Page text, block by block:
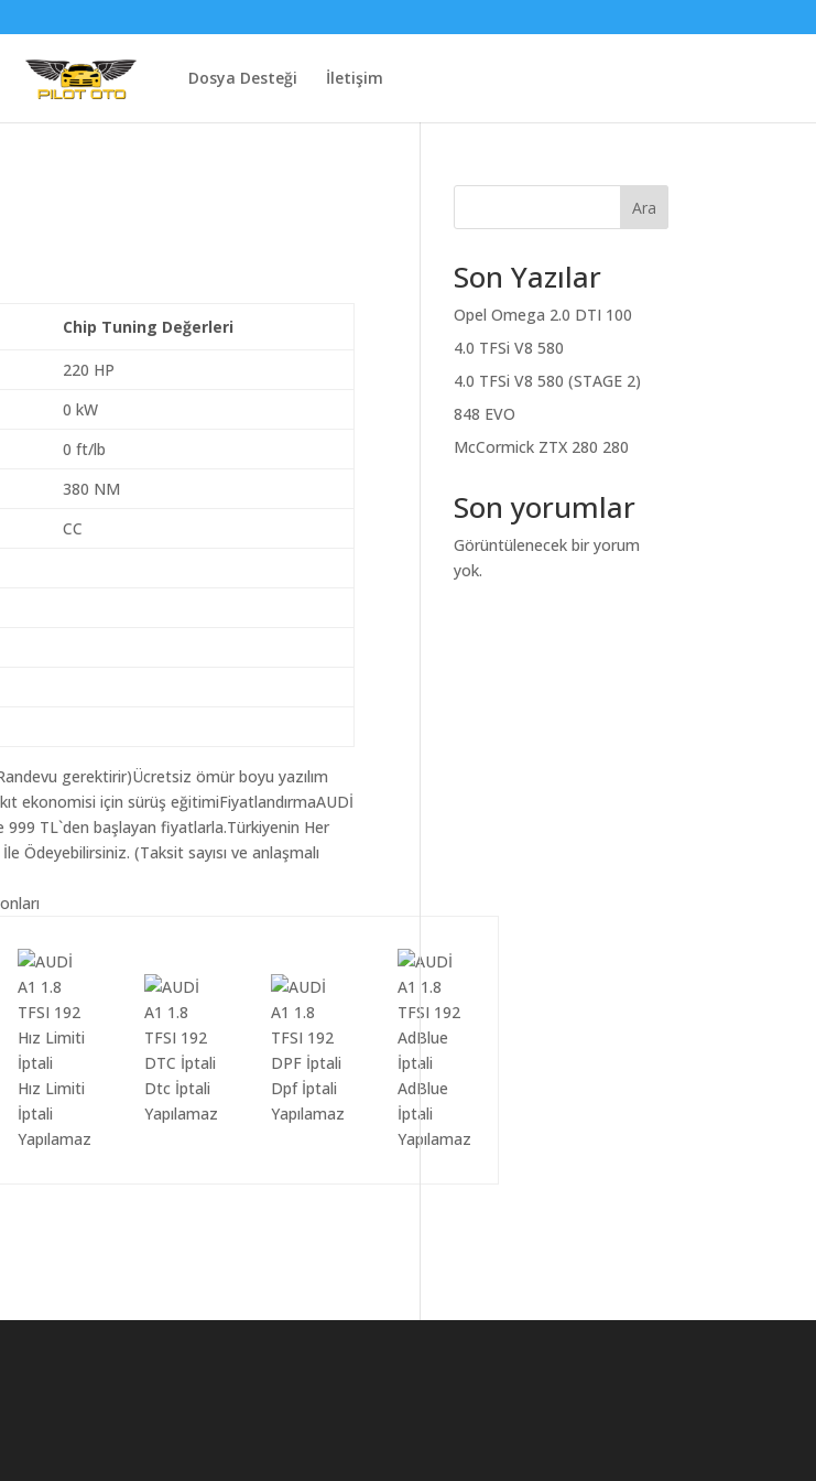
Dosya Desteği İletişim
Chip Tuning Değerleri
220 HP
0 kW
0 ft/lb
380 NM
CC
gerektirir)Ücretsiz ömür boyu yazılım
ekonomisi için sürüş eğitimiFiyatlandırmaAUDİ
999 TL`den başlayan fiyatlarla.Türkiyenin Her
Ödeyebilirsiniz. (Taksit sayısı ve anlaşmalı
Hız Limiti
İptali
Yapılamaz
Dtc İptali
Yapılamaz
Dpf İptali
Yapılamaz
AdBlue
İptali
Yapılamaz
Ara
Son Yazılar
Opel Omega 2.0 DTI 100
4.0 TFSi V8 580
4.0 TFSi V8 580 (STAGE 2)
848 EVO
McCormick ZTX 280 280
Son yorumlar
Görüntülenecek bir yorum
yok.